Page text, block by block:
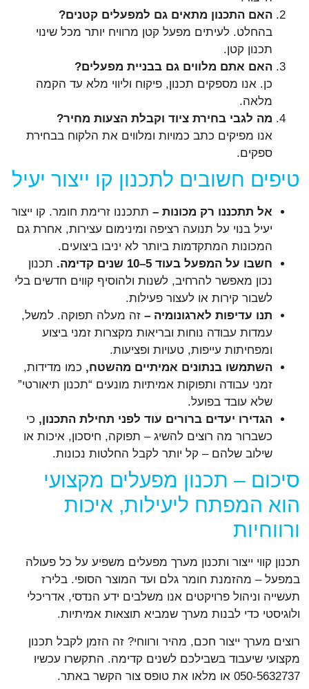
האם התכנון מתאים גם למפעלים קטנים?
בהחלט. לעיתים מפעל קטן מרוויח יותר מכל שינוי
תכנון קטן.
האם אתם מלווים גם בבניית מפעלים?
כן. אנו מספקים תכנון, פיקוח וליווי מלא עד הקמה
מלאה.
מה לגבי בחירת ציוד וקבלת הצעות מחיר?
אנו מפיקים כתב כמויות ומלווים את הלקוח בבחירת
ספקים.
טיפים חשובים לתכנון קו ייצור יעיל
אל תתכננו רק מכונות – תתכננו זרימת חומר. קו ייצור
יעיל בנוי על תנועה רציפה ומינימום עצירות, אחרת גם
המכונות המתקדמות ביותר לא יניבו ביצועים.
חשבו על המפעל בעוד 5–10 שנים קדימה.
תכנון
נכון מאפשר להרחיב, לשנות ולהוסיף קווים חדשים בלי
לשבור קירות או לעצור פעילות.
תנו עדיפות לארגונומיה – זה מעלה תפוקה. למשל,
עמדות עבודה נוחות ובריאות מקצרות זמני ביצוע
ומפחיתות עייפות, טעויות ופציעות.
השתמשו בנתונים אמיתיים מהשטח, כמו מדידות,
זמני עבודה ותפוקות אמיתיות מונעים “תכנון תיאורטי”
שלא עובד בפועל.
הגדירו יעדים ברורים עוד לפני תחילת התכנון, כי
כשברור מה רוצים להשיג – תפוקה, חיסכון, איכות או
שילוב שלהם – קל יותר לקבל החלטות נכונות.
סיכום – תכנון מפעלים מקצועי
הוא המפתח ליעילות, איכות
ורווחיות
תכנון קווי ייצור ותכנון מערך מפעלים משפיע על כל פעולה
במפעל – מהזמנת חומר גלם ועד המוצר הסופי. בלירז
תעשייה וניהול פרויקטים אנו משלבים ידע הנדסי, אדריכלי
ולוגיסטי כדי לבנות מערך שמביא תוצאות אמיתיות.
רוצים מערך ייצור חכם, מהיר ורווחי? זה הזמן לקבל תכנון
מקצועי שיעבוד בשבילכם לשנים קדימה. התקשרו עכשיו
050-5632737 או מלאו את טופס צור הקשר באתר.